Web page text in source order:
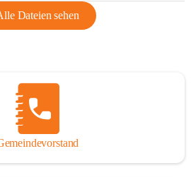
Dateien sehen